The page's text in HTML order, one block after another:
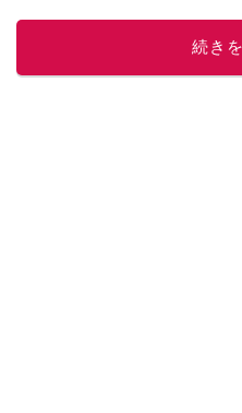
ニュースでフォロー
続き